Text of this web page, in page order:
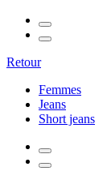
Retour
Femmes
Jeans
Short jeans